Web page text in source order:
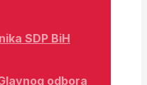
SDP BiH
odbora